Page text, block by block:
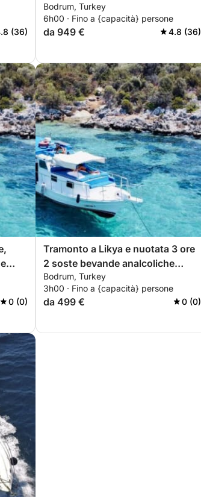
(36)
Bodrum, Turkey
6h00 · Fino a {capacità} persone
da 949 € 4.8 (36)
0 (0)
Tramonto a Likya e nuotata 3 ore
2 soste bevande analcoliche
incluse
Bodrum, Turkey
3h00 · Fino a {capacità} persone
da 499 € 0 (0)